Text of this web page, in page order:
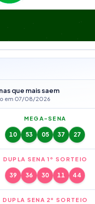
que mais saem
em 07/08/2026
MEGA-SENA
10 53 05 37 27
DUPLA SENA 1º SORTEIO
39 36 30 11 44
DUPLA SENA 2º SORTEIO